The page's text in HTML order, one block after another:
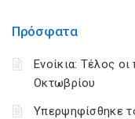
Πρόσφατα
Ενοίκια: Τέλος
Οκτωβρίου
Υπερψηφίσθηκε